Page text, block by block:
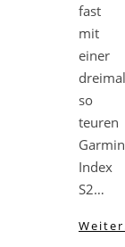
fast
mit
einer
dreimal
so
teuren
Garmin
Index
S2…